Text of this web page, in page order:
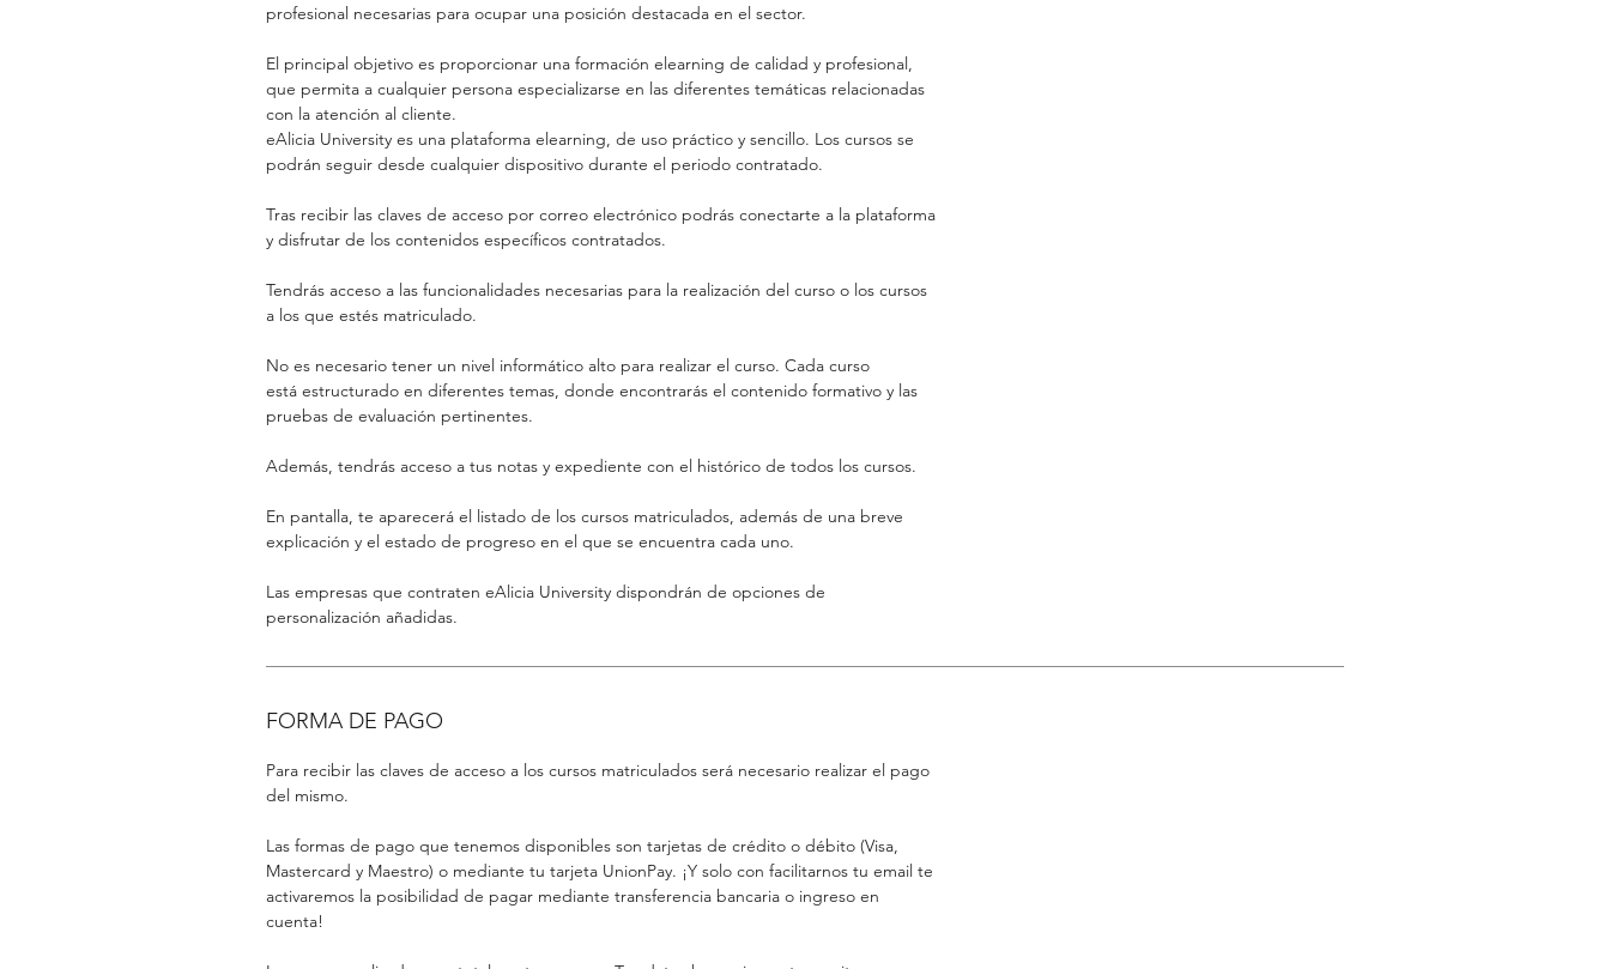
profesional necesarias para ocupar una posición destacada en el sector.
El principal objetivo es proporcionar una formación elearning de calidad y profesional,
que permita a cualquier persona especializarse en las diferentes temáticas relacionadas
con la atención al cliente.
eAlicia University es una plataforma elearning, de uso práctico y sencillo. Los cursos se
podrán seguir desde cualquier dispositivo durante el periodo contratado.
Tras recibir las claves de acceso por correo electrónico podrás conectarte a la plataforma
y disfrutar de los contenidos específicos contratados.
Tendrás acceso a las funcionalidades necesarias para la realización del curso o los cursos
a los que estés matriculado.
No es necesario tener un nivel informático alto para realizar el curso. Cada curso
está estructurado en diferentes temas, donde encontrarás el contenido formativo y las
pruebas de evaluación pertinentes.
Además, tendrás acceso a tus notas y expediente con el histórico de todos los cursos.
En pantalla, te aparecerá el listado de los cursos matriculados, además de una breve
explicación y el estado de progreso en el que se encuentra cada uno.
Las empresas que contraten eAlicia University dispondrán de opciones de
personalización añadidas.
FORMA DE PAGO
Para recibir las claves de acceso a los cursos matriculados será necesario realizar el pago
del mismo.
Las formas de pago que tenemos disponibles son tarjetas de crédito o débito (Visa,
Mastercard y Maestro) o mediante tu tarjeta UnionPay. ¡Y solo con facilitarnos tu email te
activaremos la posibilidad de pagar mediante transferencia bancaria o ingreso en
cuenta!